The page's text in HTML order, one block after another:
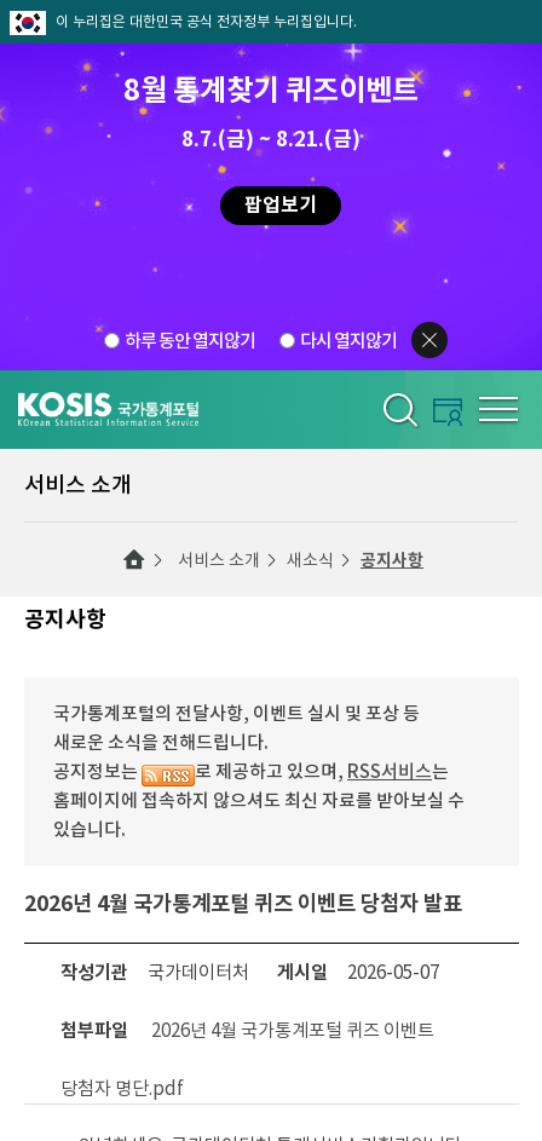
이 누리집은 대한민국 공식 전자정부 누리집입니다.
8월 통계찾기 퀴즈이벤트
8.7.(금) ~ 8.21.(금)
팝업보기
하루 동안 열지않기 다시 열지않기
서비스 소개
서비스 소개 새소식 공지사항
공지사항
국가통계포털의 전달사항, 이벤트 실시 및 포상 등
새로운 소식을 전해드립니다.
공지정보는
로 제공하고 있으며, RSS서비스는
홈페이지에 접속하지 않으셔도 최신 자료를 받아보실 수
있습니다.
2026년 4월 국가통계포털 퀴즈 이벤트 당첨자 발표
작성기관 국가데이터처 게시일 2026-05-07
첨부파일 2026년 4월 국가통계포털 퀴즈 이벤트
당첨자 명단.pdf